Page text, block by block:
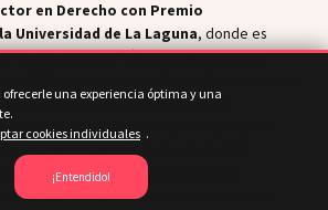
en Derecho con Premio
Universidad de La Laguna, donde es
Internacional Público y Relaciones
Iyprofesor del Doctorado en
de la Academia Nacional de Estudios
Estudios Estratégicos (IEEE)
España ycolaborador externo de la
una experiencia óptima y una
cookies individuales .
¡Entendido!